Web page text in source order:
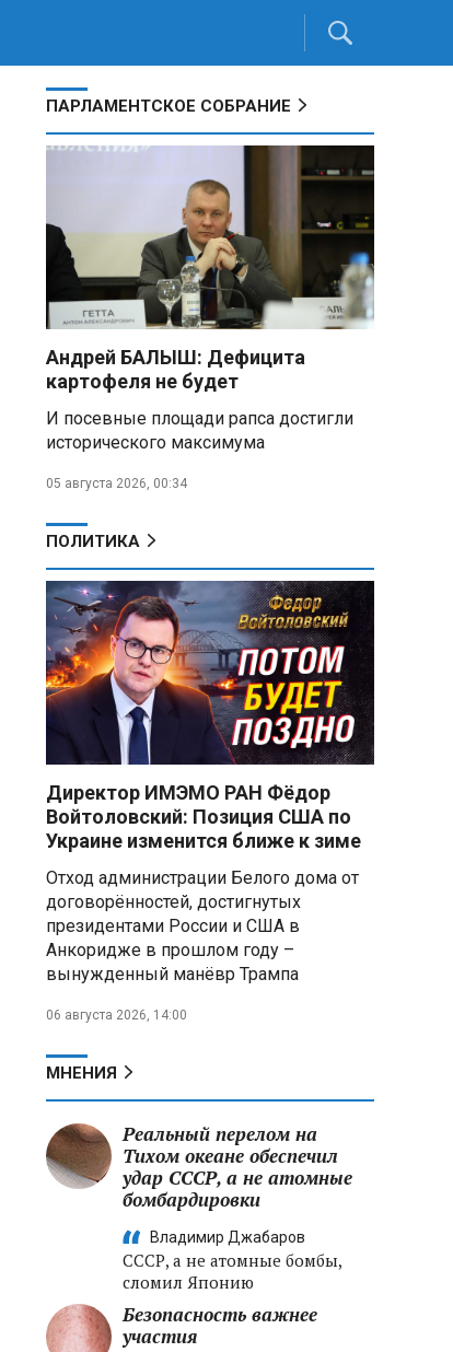
ПАРЛАМЕНТСКОЕ СОБРАНИЕ
Андрей БАЛЫШ: Дефицита
картофеля не будет
И посевные площади рапса достигли
исторического максимума
05 августа 2026, 00:34
ПОЛИТИКА
Директор ИМЭМО РАН Фёдор
Войтоловский: Позиция США по
Украине изменится ближе к зиме
Отход администрации Белого дома от
договорённостей, достигнутых
президентами России и США в
Анкоридже в прошлом году –
вынужденный манёвр Трампа
06 августа 2026, 14:00
МНЕНИЯ
Реальный перелом на
Тихом океане обеспечил
удар СССР, а не атомные
бомбардировки
Владимир Джабаров
СССР, а не атомные бомбы,
сломил Японию
Безопасность важнее
участия